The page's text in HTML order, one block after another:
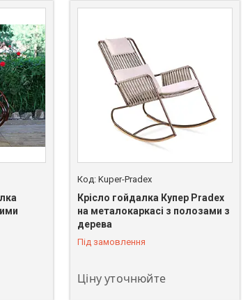
Kuper-Pradex
Крісло гойдалка Купер Pradex
на металокаркасі з полозами з
дерева
Під замовлення
Ціну уточнюйте